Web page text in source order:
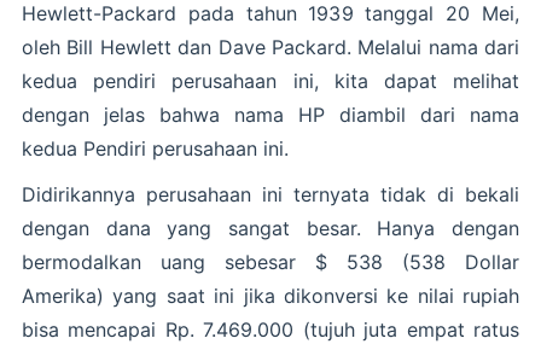
Hewlett-Packard pada tahun 1939 tanggal 20 Mei,
oleh Bill Hewlett dan Dave Packard. Melalui nama dari
kedua pendiri perusahaan ini, kita dapat melihat
dengan jelas bahwa nama HP diambil dari nama
kedua Pendiri perusahaan ini.
Didirikannya perusahaan ini ternyata tidak di bekali
dengan dana yang sangat besar. Hanya dengan
bermodalkan uang sebesar $ 538 (538 Dollar
Amerika) yang saat ini jika dikonversi ke nilai rupiah
bisa mencapai Rp. 7.469.000 (tujuh juta empat ratus